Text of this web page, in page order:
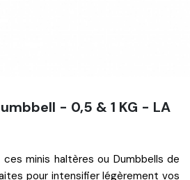
- 0,5 & 1 KG - LA
minis haltères ou Dumbbells de
pour intensifier légèrement vos